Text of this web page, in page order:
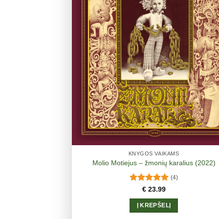
KNYGOS VAIKAMS
Molio Motiejus – žmonių karalius (2022)
Įvertinimas:
(4)
€23.99
Į KREPŠELĮ